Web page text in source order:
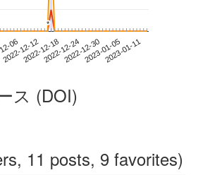
06
2022-12-122022-12-182022-12-242022-12-302023-01-052023-01-11
**
ス (DOI)
11 posts, 9 favorites)